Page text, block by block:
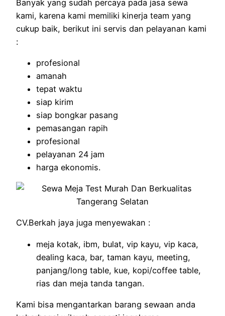
Banyak yang sudah percaya pada jasa sewa
kami, karena kami memiliki kinerja team yang
cukup baik, berikut ini servis dan pelayanan kami
:
profesional
amanah
tepat waktu
siap kirim
siap bongkar pasang
pemasangan rapih
profesional
pelayanan 24 jam
harga ekonomis.
CV.Berkah jaya juga menyewakan :
meja kotak, ibm, bulat, vip kayu, vip kaca,
dealing kaca, bar, taman kayu, meeting,
panjang/long table, kue, kopi/coffee table,
rias dan meja tanda tangan.
Kami bisa mengantarkan barang sewaan anda